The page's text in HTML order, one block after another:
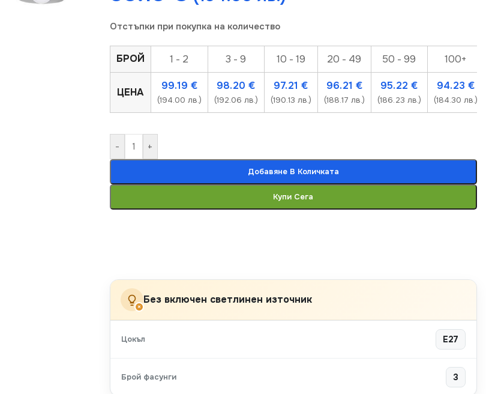
Отстъпки при покупка на количество
БРОЙ 1 - 2 3 - 9 10 - 19 20 - 49 50 - 99 100+
ЦЕНА
99.19 €
(194.00 лв.)
98.20€
(192.06 лв.)
97.21€
(190.13 лв.)
96.21 €
(188.17 лв.)
95.22€
(186.23 лв.)
94.23 €
(184.30 лв.)
- +
Добавяне В Количката
Купи Сега
×
Без включен светлинен източник
Цокъл E27
Брой фасунги 3